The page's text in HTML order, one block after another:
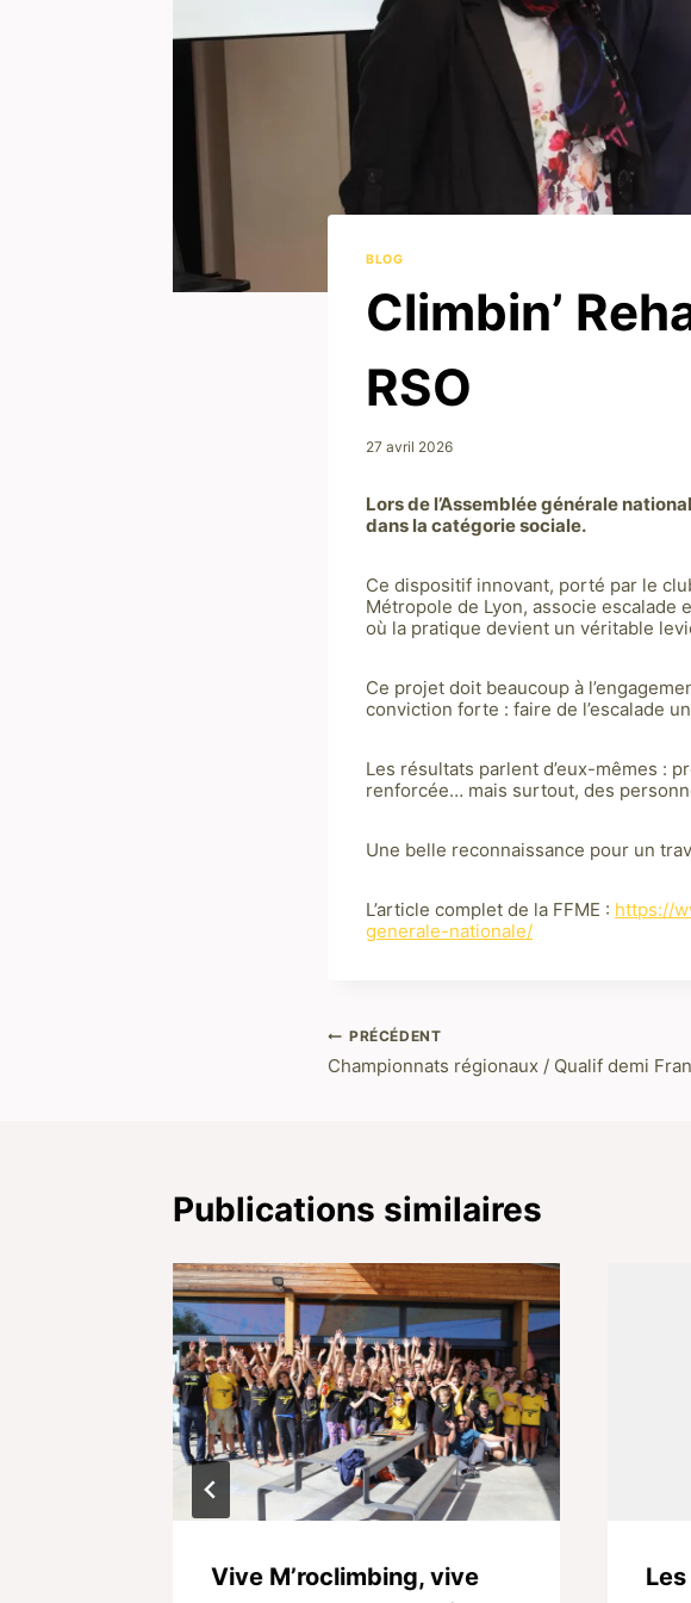
BLOG
Climbin’
RSO
27 avril 2026
Lors de l’Assemblée générale
dans la catégorie sociale.
Ce dispositif innovant, porté par le
Métropole de Lyon, associe escalade
où la pratique devient un véritable
Ce projet doit beaucoup à
conviction forte : faire de l’escalade
Les résultats parlent d’eux-mêmes :
renforcée… mais surtout, des
Une belle reconnaissance pour un
L’article complet de la FFME : https://
generale-nationale/
Navigation
PRÉCÉDENT
Championnats régionaux / Qualif demi
Publications similaires
Vive M’roclimbing, vive